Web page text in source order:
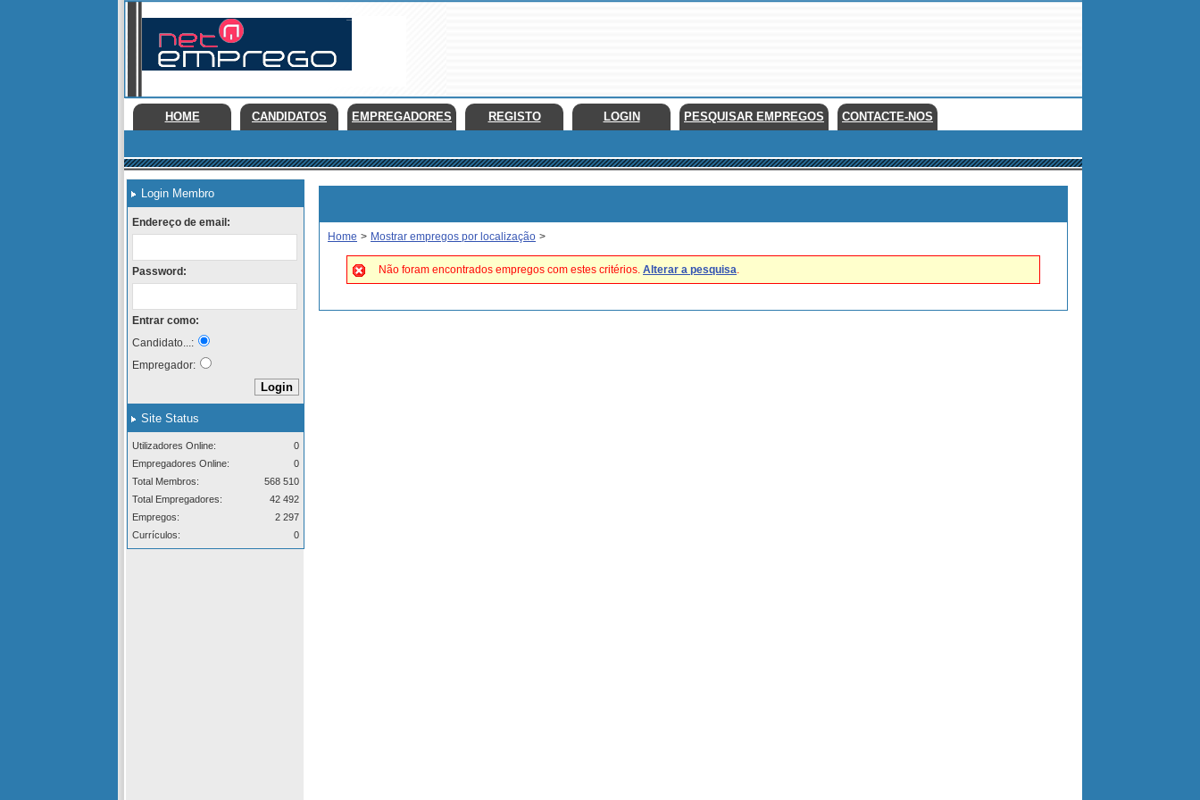
HOME CANDIDATOS EMPREGADORES REGISTO LOGIN PESQUISAR EMPREGOS CONTACTE-NOS
Login Membro
Endereço de email:
Password:
Entrar como:
Candidato...:
Empregador:
Site Status
Utilizadores Online:
0
Empregadores Online:
0
Total Membros:
568 510
Total Empregadores:
42 492
Empregos:
2 297
Currículos:
0
Home > Mostrar empregos por localização >
Não foram encontrados empregos com estes critérios. Alterar a pesquisa.